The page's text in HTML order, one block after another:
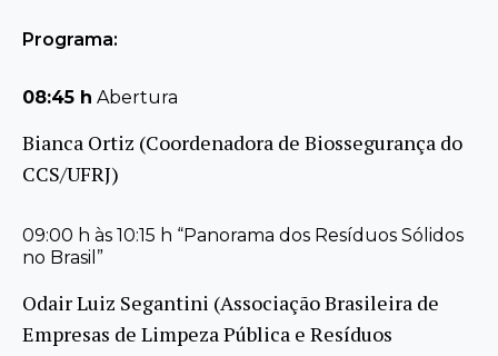
Programa:
08:45 h Abertura
Bianca Ortiz (Coordenadora de Biossegurança do
CCS/UFRJ)
09:00 h às 10:15 h “Panorama dos Resíduos Sólidos
no Brasil”
Odair Luiz Segantini (Associação Brasileira de
Empresas de Limpeza Pública e Resíduos